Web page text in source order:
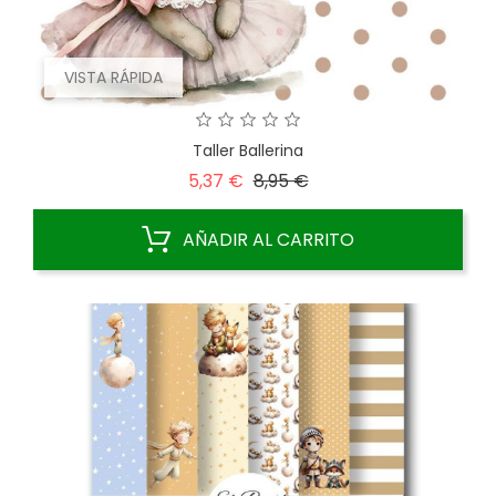
VISTA RÁPIDA
Taller Ballerina
5,37 € Precio
8,95 €Precio
AÑADIR AL CARRITO